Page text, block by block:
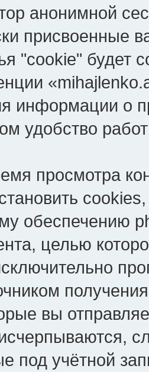
анонимной
присвоенные
"cookie" будет
информации о
удобство
просмотра
обеспечению
целью
вы
под учётной